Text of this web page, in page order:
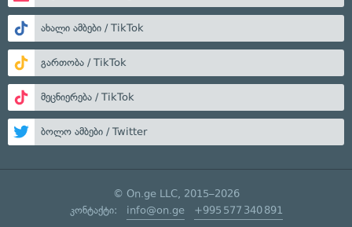
ახალი ამბები / TikTok
გართობა / TikTok
მეცნიერება / TikTok
ბოლო ამბები / Twitter
© On.ge LLC, 2015–2026
კონტაქტი: info@on.ge +995 577 340 891